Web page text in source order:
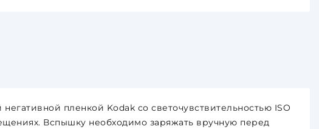
пленкой Kodak со светочувствительностью ISO
Вспышку необходимо заряжать вручную перед